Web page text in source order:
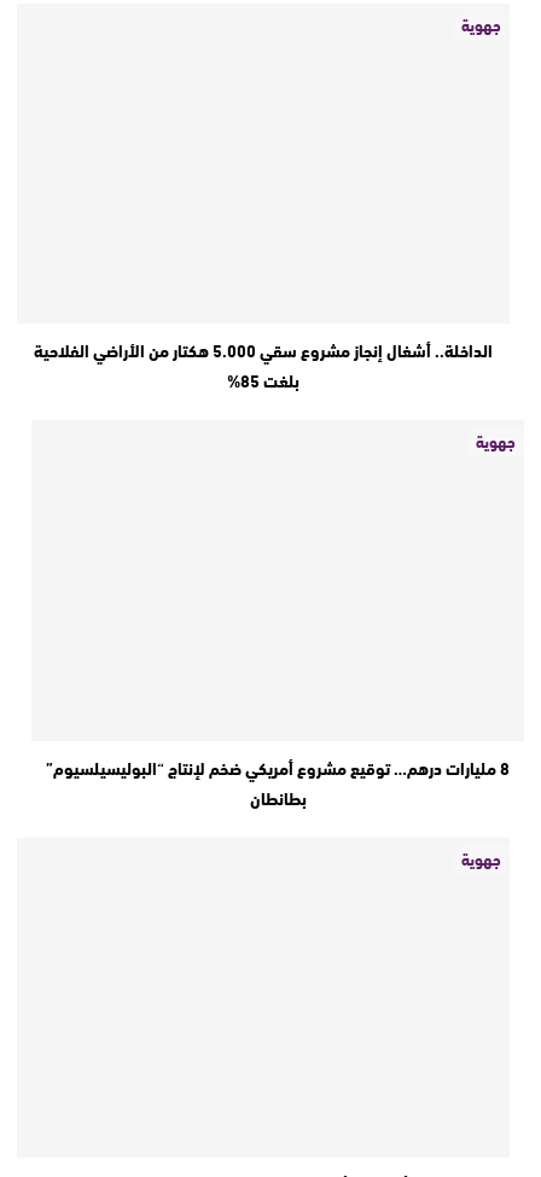
جهوية
الداخلة.. أشغال إنجاز مشروع سقي 5.000 هكتار من الأراضي الفلاحية
بلغت 85%
جهوية
8 مليارات درهم… توقيع مشروع أمريكي ضخم لإنتاج “البوليسيلسيوم”
بطانطان
جهوية